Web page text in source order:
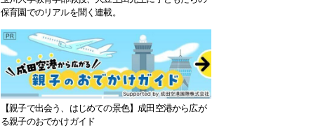
保育園でのリアルを聞く連載。
【親子で出会う、はじめての景色】成田空港から広が
る親子のおでかけガイド